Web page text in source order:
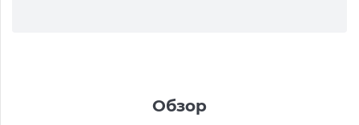
Обзор